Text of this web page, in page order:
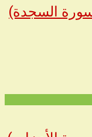
السجدة)